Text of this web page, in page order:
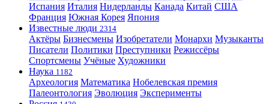
Испания Италия Нидерланды Канада Китай США
Франция Южная Корея Япония
Известные люди 2314
Актёры Бизнесмены Изобретатели Монархи Музыканты
Писатели Политики Преступники Режиссёры
Спортсмены Учёные Художники
Наука 1182
Археология Математика Нобелевская премия
Палеонтология Эволюция Эксперименты